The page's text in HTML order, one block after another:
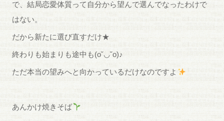
で、結局恋愛体質って自分から望んで選んでなったわけで
はない。
だから新たに選び直すだけ★
終わりも始まりも途中も(o˘◡︎˘o)♪︎
ただ本当の望みへと向かっているだけなのですよ
あんかけ焼きそば